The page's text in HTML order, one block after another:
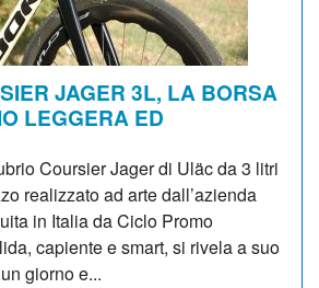
JAGER 3L, LA BORSA
LEGGERA ED
Coursier Jager di Uläc da 3 litri
realizzato ad arte dall’azienda
in Italia da Ciclo Promo
capiente e smart, si rivela a suo
giorno e...